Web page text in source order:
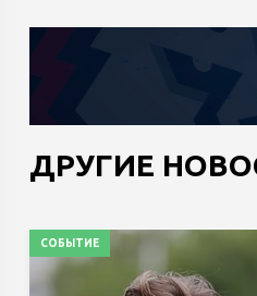
ДРУГИЕ
СОБЫТИЕ